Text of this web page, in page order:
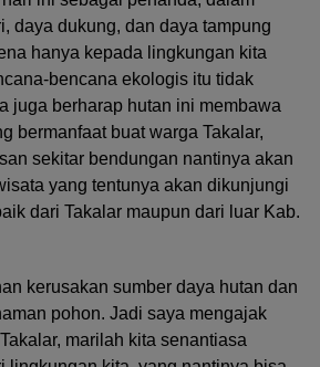
daya dukung, dan daya tampung
hanya kepada lingkungan kita
bencana ekologis itu tidak
juga berharap hutan ini membawa
bermanfaat buat warga Takalar,
sekitar bendungan nantinya akan
yang tentunya akan dikunjungi
dari Takalar maupun dari luar Kab.
kerusakan sumber daya hutan dan
pohon. Jadi saya mengajak
marilah kita senantiasa